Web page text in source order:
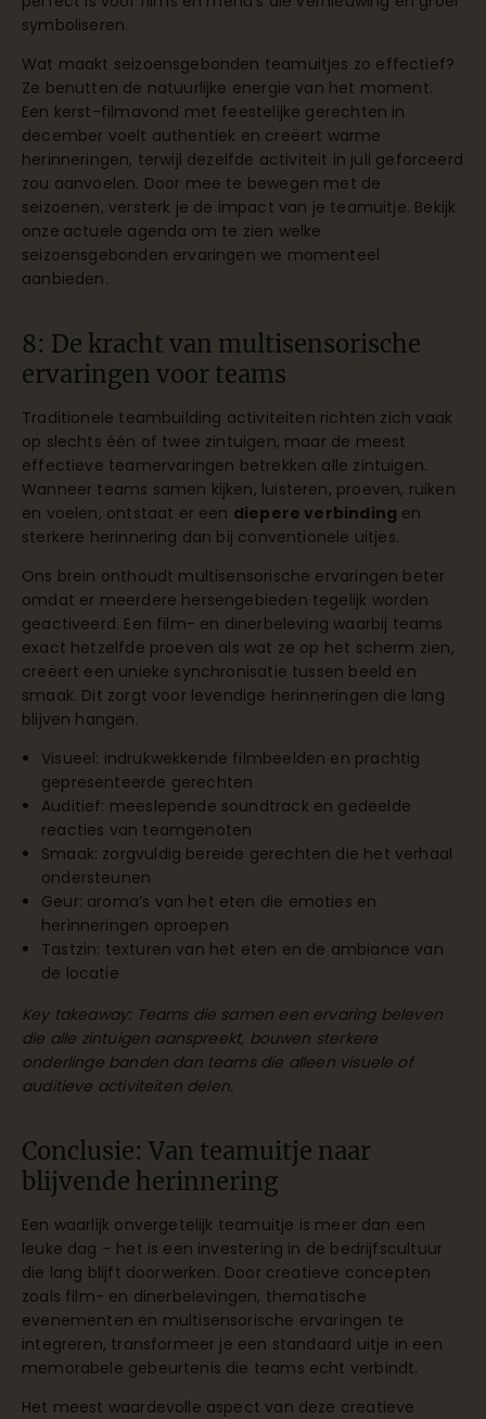
symboliseren.
Wat maakt seizoensgebonden teamuitjes zo effectief?
Ze benutten de natuurlijke energie van het moment.
Een kerst-filmavond met feestelijke gerechten in
december voelt authentiek en creëert warme
herinneringen, terwijl dezelfde activiteit in juli geforceerd
zou aanvoelen. Door mee te bewegen met de
seizoenen, versterk je de impact van je teamuitje. Bekijk
onze actuele agenda om te zien welke
seizoensgebonden ervaringen we momenteel
aanbieden.
8: De kracht van multisensorische
ervaringen voor teams
Traditionele teambuilding activiteiten richten zich vaak
op slechts één of twee zintuigen, maar de meest
effectieve teamervaringen betrekken alle zintuigen.
Wanneer teams samen kijken, luisteren, proeven, ruiken
en voelen, ontstaat er een diepere verbinding en
sterkere herinnering dan bij conventionele uitjes.
Ons brein onthoudt multisensorische ervaringen beter
omdat er meerdere hersengebieden tegelijk worden
geactiveerd. Een film- en dinerbeleving waarbij teams
exact hetzelfde proeven als wat ze op het scherm zien,
creëert een unieke synchronisatie tussen beeld en
smaak. Dit zorgt voor levendige herinneringen die lang
blijven hangen.
Visueel: indrukwekkende filmbeelden en prachtig
gepresenteerde gerechten
Auditief: meeslepende soundtrack en gedeelde
reacties van teamgenoten
Smaak: zorgvuldig bereide gerechten die het verhaal
ondersteunen
Geur: aroma’s van het eten die emoties en
herinneringen oproepen
Tastzin: texturen van het eten en de ambiance van
de locatie
Key takeaway: Teams die samen een ervaring beleven
die alle zintuigen aanspreekt, bouwen sterkere
onderlinge banden dan teams die alleen visuele of
auditieve activiteiten delen.
Conclusie: Van teamuitje naar
blijvende herinnering
Een waarlijk onvergetelijk teamuitje is meer dan een
leuke dag – het is een investering in de bedrijfscultuur
die lang blijft doorwerken. Door creatieve concepten
zoals film- en dinerbelevingen, thematische
evenementen en multisensorische ervaringen te
integreren, transformeer je een standaard uitje in een
memorabele gebeurtenis die teams echt verbindt.
Het meest waardevolle aspect van deze creatieve